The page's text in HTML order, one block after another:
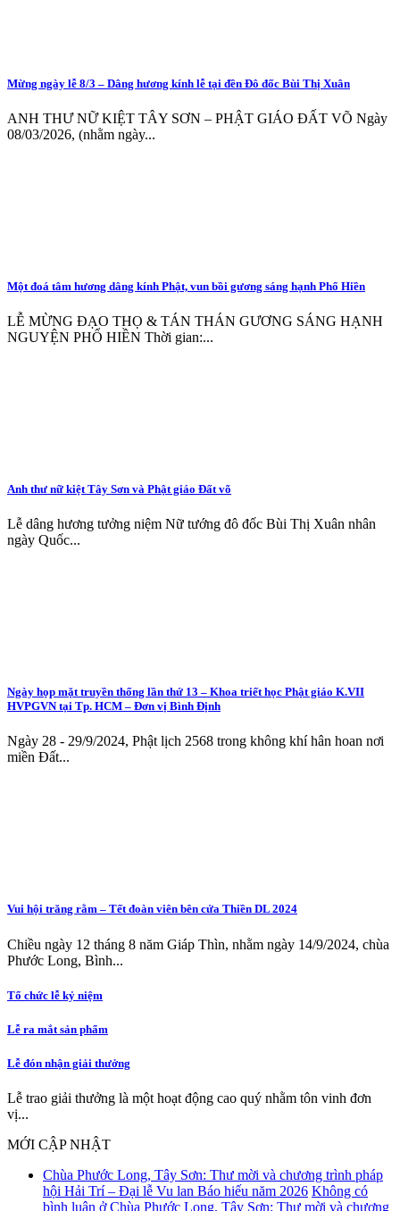
Mừng ngày lễ 8/3 – Dâng hương kính lễ tại đền Đô đốc Bùi Thị Xuân
ANH THƯ NỮ KIỆT TÂY SƠN – PHẬT GIÁO ĐẤT VÕ Ngày
08/03/2026, (nhằm ngày...
Một đoá tâm hương dâng kính Phật, vun bồi gương sáng hạnh Phổ Hiền
LỄ MỪNG ĐẠO THỌ & TÁN THÁN GƯƠNG SÁNG HẠNH
NGUYỆN PHỔ HIỀN Thời gian:...
Anh thư nữ kiệt Tây Sơn và Phật giáo Đất võ
Lễ dâng hương tưởng niệm Nữ tướng đô đốc Bùi Thị Xuân nhân
ngày Quốc...
Ngày họp mặt truyền thống lần thứ 13 – Khoa triết học Phật giáo K.VII
HVPGVN tại Tp. HCM – Đơn vị Bình Định
Ngày 28 - 29/9/2024, Phật lịch 2568 trong không khí hân hoan nơi
miền Đất...
Vui hội trăng rằm – Tết đoàn viên bên cửa Thiền DL 2024
Chiều ngày 12 tháng 8 năm Giáp Thìn, nhằm ngày 14/9/2024, chùa
Phước Long, Bình...
Tổ chức lễ kỷ niệm
Lễ ra mắt sản phẩm
Lễ đón nhận giải thưởng
Lễ trao giải thưởng là một hoạt động cao quý nhằm tôn vinh đơn
vị...
MỚI CẬP NHẬT
Chùa Phước Long, Tây Sơn: Thư mời và chương trình pháp
hội Hải Trí – Đại lễ Vu lan Báo hiếu năm 2026 Không có
bình luận ở Chùa Phước Long, Tây Sơn: Thư mời và chương